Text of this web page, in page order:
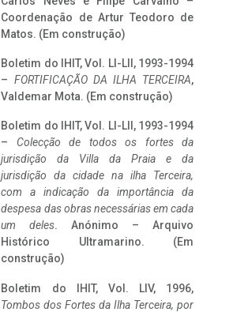
Coordenação de Artur Teodoro de
Matos. (Em construção)
Boletim do IHIT, Vol. LI-LII, 1993-1994
– FORTIFICAÇÃO DA ILHA TERCEIRA,
Valdemar Mota. (Em construção)
Boletim do IHIT, Vol. LI-LII, 1993-1994
– Colecção de todos os fortes da
jurisdição da Villa da Praia e da
jurisdição da cidade na ilha Terceira,
com a indicação da importância da
despesa das obras necessárias em cada
um deles. Anónimo – Arquivo
Histórico Ultramarino. (Em
construção)
Boletim do IHIT, Vol. LIV, 1996,
Tombos dos Fortes da Ilha Terceira, por